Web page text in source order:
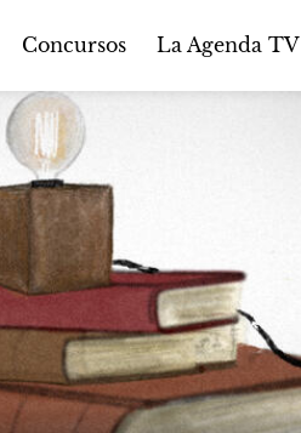
Concursos La Agenda TV